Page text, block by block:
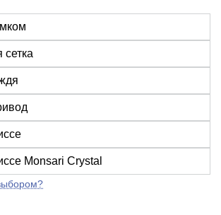
сетка
Monsari Crystal